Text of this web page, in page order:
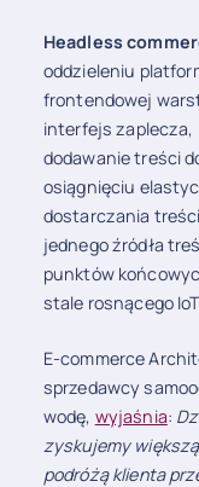
Headless
oddzieleniu
frontendowej
interfejs zaplecza,
dodawanie treści
osiągnięciu
dostarczania
jednego źródła
punktów
stale rosnącego
E-commerce
sprzedawcy
wodę, wyjaśnia:
zyskujemy
podróżą klienta